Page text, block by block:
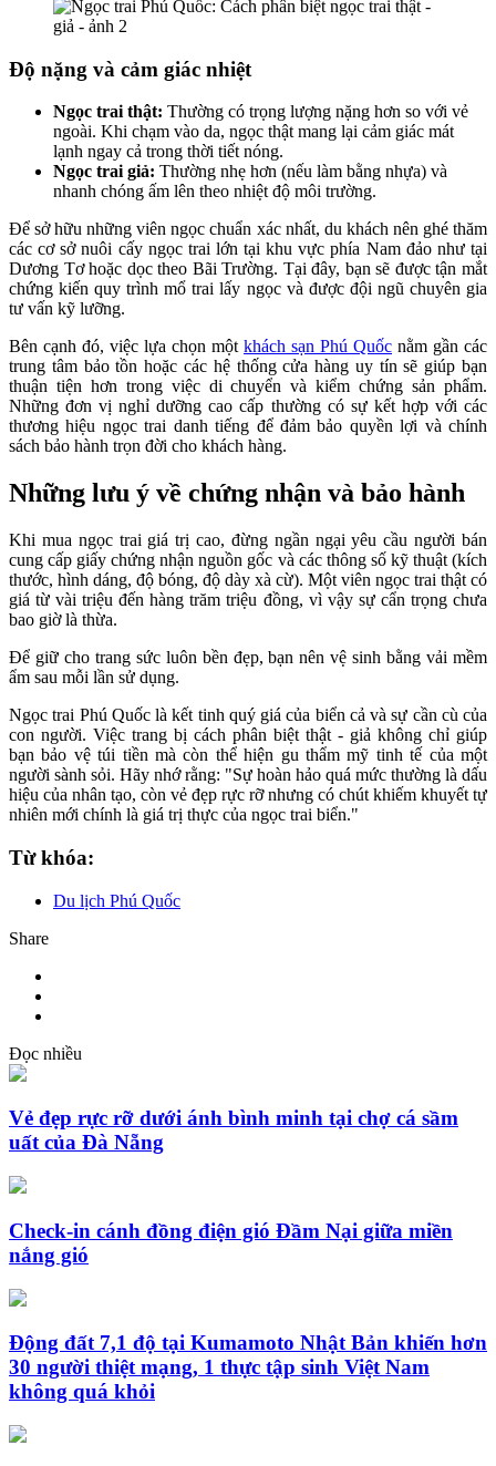
Độ nặng và cảm giác nhiệt
Ngọc trai thật: Thường có trọng lượng nặng hơn so với vẻ
ngoài. Khi chạm vào da, ngọc thật mang lại cảm giác mát
lạnh ngay cả trong thời tiết nóng.
Ngọc trai giả: Thường nhẹ hơn (nếu làm bằng nhựa) và
nhanh chóng ấm lên theo nhiệt độ môi trường.
Để sở hữu những viên ngọc chuẩn xác nhất, du khách nên ghé thăm
các cơ sở nuôi cấy ngọc trai lớn tại khu vực phía Nam đảo như tại
Dương Tơ hoặc dọc theo Bãi Trường. Tại đây, bạn sẽ được tận mắt
chứng kiến quy trình mổ trai lấy ngọc và được đội ngũ chuyên gia
tư vấn kỹ lưỡng.
Bên cạnh đó, việc lựa chọn một khách sạn Phú Quốc nằm gần các
trung tâm bảo tồn hoặc các hệ thống cửa hàng uy tín sẽ giúp bạn
thuận tiện hơn trong việc di chuyển và kiểm chứng sản phẩm.
Những đơn vị nghỉ dưỡng cao cấp thường có sự kết hợp với các
thương hiệu ngọc trai danh tiếng để đảm bảo quyền lợi và chính
sách bảo hành trọn đời cho khách hàng.
Những lưu ý về chứng nhận và bảo hành
Khi mua ngọc trai giá trị cao, đừng ngần ngại yêu cầu người bán
cung cấp giấy chứng nhận nguồn gốc và các thông số kỹ thuật (kích
thước, hình dáng, độ bóng, độ dày xà cừ). Một viên ngọc trai thật có
giá từ vài triệu đến hàng trăm triệu đồng, vì vậy sự cẩn trọng chưa
bao giờ là thừa.
Để giữ cho trang sức luôn bền đẹp, bạn nên vệ sinh bằng vải mềm
ẩm sau mỗi lần sử dụng.
Ngọc trai Phú Quốc là kết tinh quý giá của biển cả và sự cần cù của
con người. Việc trang bị cách phân biệt thật - giả không chỉ giúp
bạn bảo vệ túi tiền mà còn thể hiện gu thẩm mỹ tinh tế của một
người sành sỏi. Hãy nhớ rằng: "Sự hoàn hảo quá mức thường là dấu
hiệu của nhân tạo, còn vẻ đẹp rực rỡ nhưng có chút khiếm khuyết tự
nhiên mới chính là giá trị thực của ngọc trai biển."
Từ khóa:
Du lịch Phú Quốc
Share
Đọc nhiều
Vẻ đẹp rực rỡ dưới ánh bình minh tại chợ cá sầm
uất của Đà Nẵng
Check-in cánh đồng điện gió Đầm Nại giữa miền
nắng gió
Động đất 7,1 độ tại Kumamoto Nhật Bản khiến hơn
30 người thiệt mạng, 1 thực tập sinh Việt Nam
không quá khỏi